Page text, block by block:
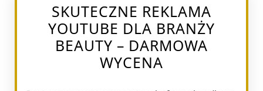
SKUTECZNE REKLAMA
YOUTUBE DLA BRANŻY
BEAUTY – DARMOWA
WYCENA